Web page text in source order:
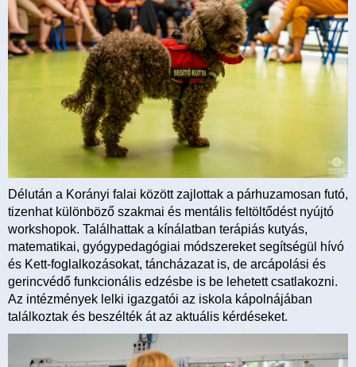
Délután a Korányi falai között zajlottak a párhuzamosan futó,
tizenhat különböző szakmai és mentális feltöltődést nyújtó
workshopok. Találhattak a kínálatban terápiás kutyás,
matematikai, gyógypedagógiai módszereket segítségül hívó
és Kett-foglalkozásokat, táncházazat is, de arcápolási és
gerincvédő funkcionális edzésbe is be lehetett csatlakozni.
Az intézmények lelki igazgatói az iskola kápolnájában
találkoztak és beszélték át az aktuális kérdéseket.